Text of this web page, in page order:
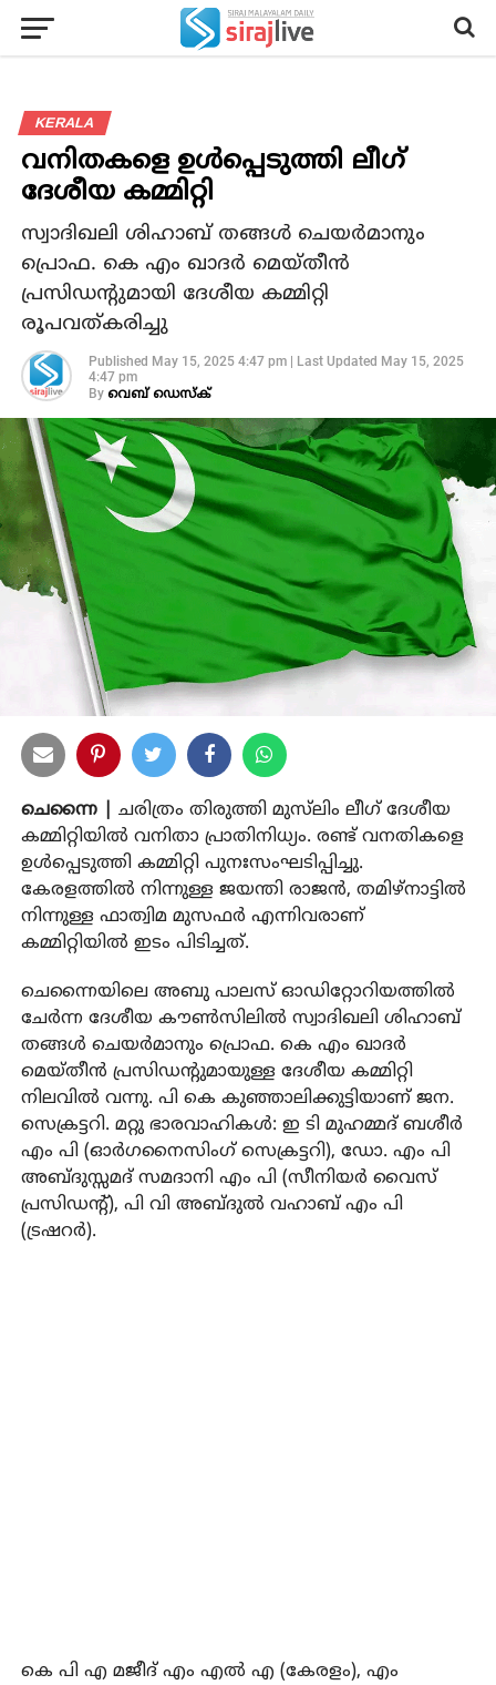
KERALA
വനിതകളെ ഉള്‍പ്പെടുത്തി ലീഗ്
ദേശീയ കമ്മിറ്റി
സ്വാദിഖലി ശിഹാബ് തങ്ങള്‍ ചെയര്‍മാനും
പ്രൊഫ. കെ എം ഖാദര്‍ മെയ്തീന്‍
പ്രസിഡന്റുമായി ദേശീയ കമ്മിറ്റി
രൂപവത്കരിച്ചു
Published May 15, 2025 4:47 pm| Last Updated May 15, 2025
4:47 pm
By വെബ് ഡെസ്‌ക്
ചെന്നൈ |
ചരിത്രം തിരുത്തി മുസ്‌ലിം ലീഗ് ദേശീയ
കമ്മിറ്റിയില്‍ വനിതാ പ്രാതിനിധ്യം. രണ്ട് വനതികളെ
ഉള്‍പ്പെടുത്തി കമ്മിറ്റി പുനഃസംഘടിപ്പിച്ചു.
കേരളത്തില്‍ നിന്നുള്ള ജയന്തി രാജന്‍, തമിഴ്‌നാട്ടില്‍
നിന്നുള്ള ഫാത്വിമ മുസഫര്‍ എന്നിവരാണ്
കമ്മിറ്റിയില്‍ ഇടം പിടിച്ചത്.
ചെന്നൈയിലെ അബു പാലസ് ഓഡിറ്റോറിയത്തില്‍
ചേര്‍ന്ന ദേശീയ കൗണ്‍സിലില്‍ സ്വാദിഖലി ശിഹാബ്
തങ്ങള്‍ ചെയര്‍മാനും പ്രൊഫ. കെ എം ഖാദര്‍
മെയ്തീന്‍ പ്രസിഡന്റുമായുള്ള ദേശീയ കമ്മിറ്റി
നിലവില്‍ വന്നു. പി കെ കുഞ്ഞാലിക്കുട്ടിയാണ് ജന.
സെക്രട്ടറി. മറ്റു ഭാരവാഹികള്‍: ഇ ടി മുഹമ്മദ് ബശീര്‍
എം പി (ഓര്‍ഗനൈസിംഗ് സെക്രട്ടറി), ഡോ. എം പി
അബ്ദുസ്സമദ് സമദാനി എം പി (സീനിയര്‍ വൈസ്
പ്രസിഡന്റ്), പി വി അബ്ദുല്‍ വഹാബ് എം പി
(ട്രഷറര്‍).
കെ പി എ മജീദ് എം എല്‍ എ (കേരളം), എം